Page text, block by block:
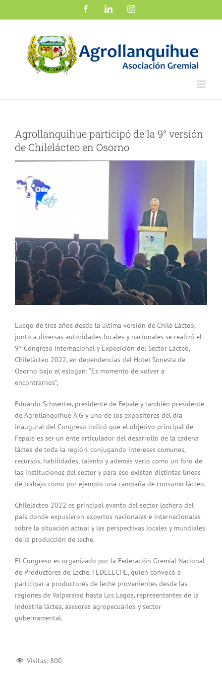
FacebookLinkedInInstagram
Agrollanquihue participó de la 9° versión
de Chilelácteo en Osorno
imagen
más
grande
Luego de tres años desde la última versión de Chile Lácteo,
junto a diversas autoridades locales y nacionales se realizó el
9° Congreso Internacional y Exposición del Sector Lácteo,
Chilelácteo 2022, en dependencias del Hotel Sonesta de
Osorno bajo el eslogan: “Es momento de volver a
encontrarnos”,
Eduardo Schwerter, presidente de Fepale y también presidente
de Agrollanquihue A.G y uno de los expositores del día
inaugural del Congreso indicó que el objetivo principal de
Fepale es ser un ente articulador del desarrollo de la cadena
láctea de toda la región, conjugando intereses comunes,
recursos, habilidades, talento y además verlo como un foro de
las instituciones del sector y para eso existen distintas líneas
de trabajo como por ejemplo una campaña de consumo lácteo.
Chilelácteo 2022 es principal evento del sector lechero del
país donde expusieron expertos nacionales e internacionales
sobre la situación actual y las perspectivas locales y mundiales
de la producción de leche.
El Congreso es organizado por la Federación Gremial Nacional
de Productores de Leche, FEDELECHE, quien convocó a
participar a productores de leche provenientes desde las
regiones de Valparaíso hasta Los Lagos, representantes de la
industria láctea, asesores agropecuarios y sector
gubernamental.
Visitas: 800